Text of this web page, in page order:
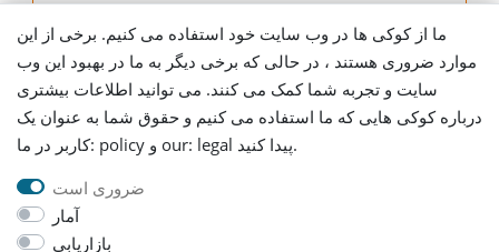
اطلاعات ارسال
Let's stay connected
ما از کوکی ها در وب سایت خود استفاده می کنیم. برخی از این
موارد ضروری هستند ، در حالی که برخی دیگر به ما در بهبود این وب
سایت و تجربه شما کمک می کنند. می توانید اطلاعات بیشتری
درباره کوکی هایی که ما استفاده می کنیم و حقوق شما به عنوان یک
کاربر در ما: policy و our: legal پیدا کنید.
ضروری است
آمار
بازاریابی